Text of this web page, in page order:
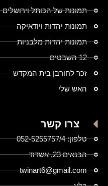
תמונות של הכותל וירושלים
תמונות יהדות ויודאיקה
תמונות יהדות מלבניות
12 השבטים
זכר לחורבן בית המקדש
האש שלי
צרו קשר
טלפון: 052-5255757/4
הבנאים 23, אשדוד
twinart6@gmail.com